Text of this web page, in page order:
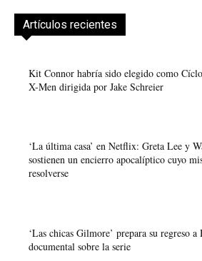
Artículos recientes
Kit Connor habría sido elegido como
X-Men dirigida por Jake Schreier
‘La última casa’ en Netflix: Greta Lee y
sostienen un encierro apocalíptico cuyo
resolverse
‘Las chicas Gilmore’ prepara su regreso
documental sobre la serie